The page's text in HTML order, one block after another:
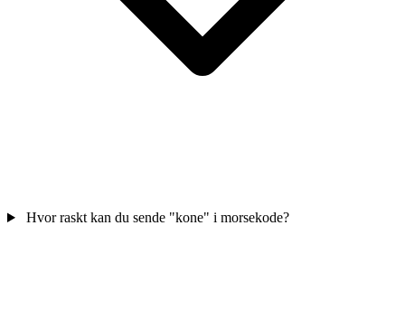
Hvor raskt kan du sende "kone" i morsekode?